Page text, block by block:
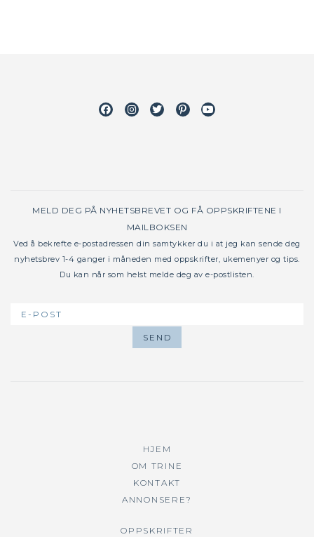
FacebookInstagram
TwitterPinterestYoutube
MELD DEG PÅ NYHETSBREVET OG FÅ OPPSKRIFTENE I
MAILBOKSEN
Ved å bekrefte e-postadressen din samtykker du i at jeg kan sende deg
nyhetsbrev 1-4 ganger i måneden med oppskrifter, ukemenyer og tips.
Du kan når som helst melde deg av e-postlisten.
HJEM
OM TRINE
KONTAKT
ANNONSERE?
OPPSKRIFTER